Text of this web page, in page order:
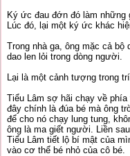
Ký ức đau đớn đó làm
Lúc đó, lại một ký ức khác
Trong nhà ga, ông mặc cả bộ
dao len lỏi trong dòng người.
Lại là một cảnh tượng trong
Tiểu Lâm sợ hãi chạy về
đây chính là đúa bé mà ông
để cho nó chạy lung tung,
ông là ma giết người. Liền
Tiểu Lâm tiết lộ bí mật của
vào cơ thể bé nhỏ của cô bé.